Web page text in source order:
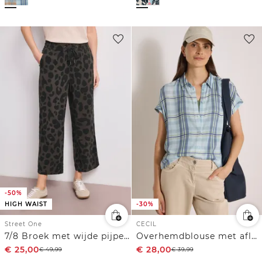
-50%
HIGH WAIST
Street One
7/8 Broek met wijde pijpen in Loose Fit met print
€ 25,00€49,99
-30%
CECIL
Overhemdblouse met aflopende schouders en print
€ 28,00€39,99